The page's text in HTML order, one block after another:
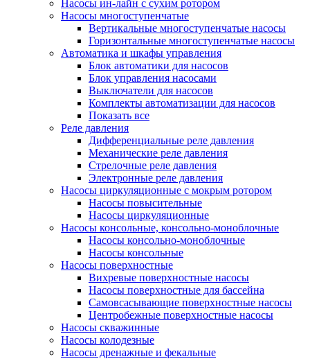
Насосы ин-лайн с сухим ротором
Насосы многоступенчатые
Вертикальные многоступенчатые насосы
Горизонтальные многоступенчатые насосы
Автоматика и шкафы управления
Блок автоматики для насосов
Блок управления насосами
Выключатели для насосов
Комплекты автоматизации для насосов
Показать все
Реле давления
Дифференциальные реле давления
Механические реле давления
Стрелочные реле давления
Электронные реле давления
Насосы циркуляционные с мокрым ротором
Насосы повысительные
Насосы циркуляционные
Насосы консольные, консольно-моноблочные
Насосы консольно-моноблочные
Насосы консольные
Насосы поверхностные
Вихревые поверхностные насосы
Насосы поверхностные для бассейна
Самовсасывающие поверхностные насосы
Центробежные поверхностные насосы
Насосы скважинные
Насосы колодезные
Насосы дренажные и фекальные